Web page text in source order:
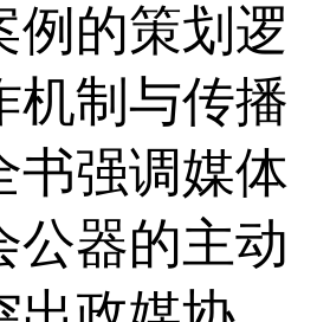
例的策划逻
机制与传播
书强调媒体
公器的主动